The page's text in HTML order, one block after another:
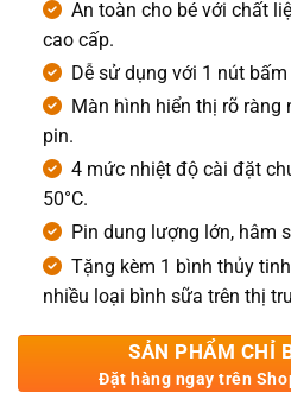
An toàn cho bé với chất
cao cấp.
Dễ sử dụng với 1 nút
Màn hình hiển thị rõ ràng
pin.
4 mức nhiệt độ cài đặt
50°C.
Pin dung lượng lớn, hâm
Tặng kèm 1 bình thủy
nhiều loại bình sữa trên thị
SẢN PHẨM CHỈ
Đặt hàng ngay trên